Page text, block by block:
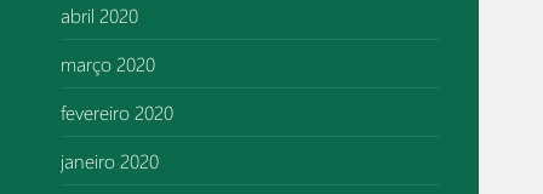
abril 2020
março 2020
fevereiro 2020
janeiro 2020